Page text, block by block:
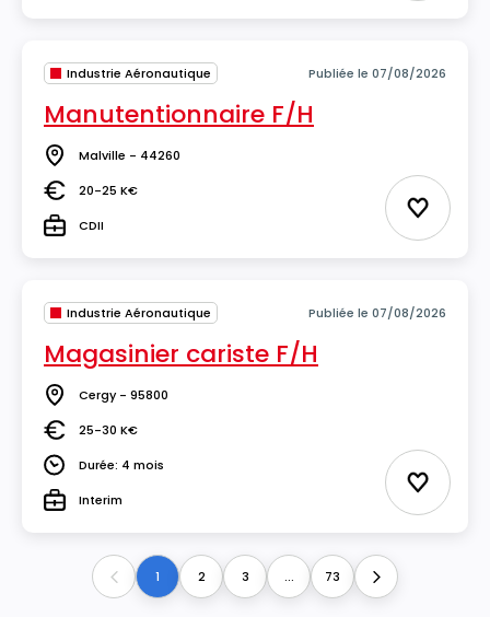
Industrie Aéronautique Publiée le 07/08/2026
Manutentionnaire F/H
Lieu Malville - 44260
Salaire20-25 K€
TypeCDII Ajouter
Industrie Aéronautique Publiée le 07/08/2026
Magasinier cariste F/H
Lieu Cergy - 95800
Salaire25-30 K€
DuréeDurée: 4 mois
TypeInterim Ajouter
Previous1 2 3 ... 73 Next